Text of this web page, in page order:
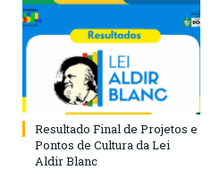
Resultado Final de Projetos e
Pontos de Cultura da Lei
Aldir Blanc